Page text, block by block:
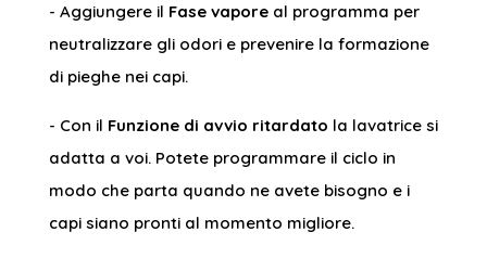
- Aggiungere il Fase vaporeal programma per
neutralizzare gli odori e prevenire la formazione
di pieghe nei capi.
- Con il Funzione di avvio ritardato la lavatrice si
adatta a voi. Potete programmare il ciclo in
modo che parta quando ne avete bisogno e i
capi siano pronti al momento migliore.